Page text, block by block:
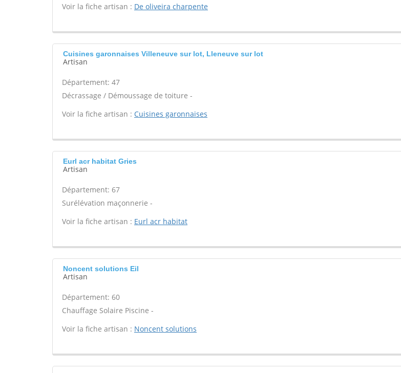
Voir la fiche artisan : De oliveira charpente
Cuisines garonnaises Villeneuve sur lot, Lleneuve sur lot
Artisan
Département: 47
Décrassage / Démoussage de toiture -
Voir la fiche artisan : Cuisines garonnaises
Eurl acr habitat Gries
Artisan
Département: 67
Surélévation maçonnerie -
Voir la fiche artisan : Eurl acr habitat
Noncent solutions Eil
Artisan
Département: 60
Chauffage Solaire Piscine -
Voir la fiche artisan : Noncent solutions